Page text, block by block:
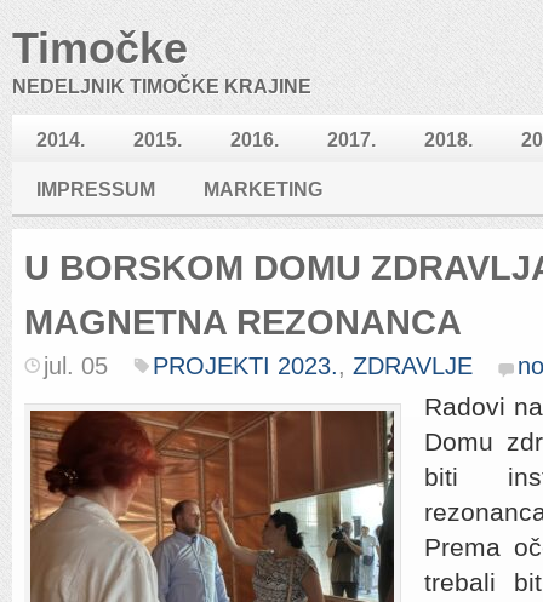
Timočke
NEDELJNIK TIMOČKE KRAJINE
2014. 2015. 2016. 2017. 2018.
IMPRESSUM MARKETING
U BORSKOM DOMU
MAGNETNA REZONANCA
jul. 05 PROJEKTI 2023., ZDRAVLJE
Radovi
Domu
biti
Prema
trebali